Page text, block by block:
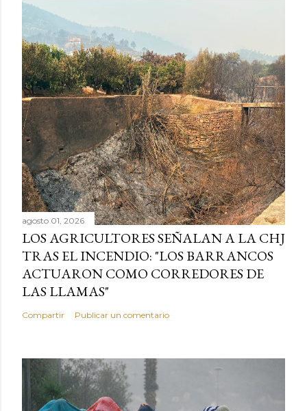
agosto 01, 2026
LOS AGRICULTORES SEÑALAN A LA CHJ
TRAS EL INCENDIO: "LOS BARRANCOS
ACTUARON COMO CORREDORES DE
LAS LLAMAS"
Compartir Publicar un comentario